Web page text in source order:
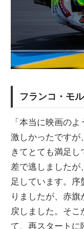
フランコ・モ
「本当に映画の
激しかったですが
きてとても満足し
差で逃しましたが
足しています。
りましたが、赤
戻しました。そこ
て、再スタートに